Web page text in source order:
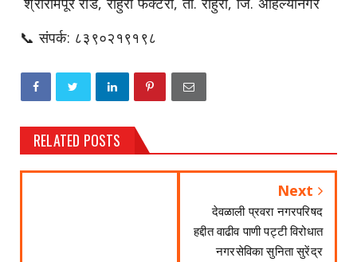
📞 संपर्क: ८३९०२१९१९८
RELATED POSTS
Next
देवळाली प्रवरा नगरपरिषद
हद्दीत वाढीव पाणी पट्टी विरोधात
नगरसेविका सुनिता सुरेंद्र